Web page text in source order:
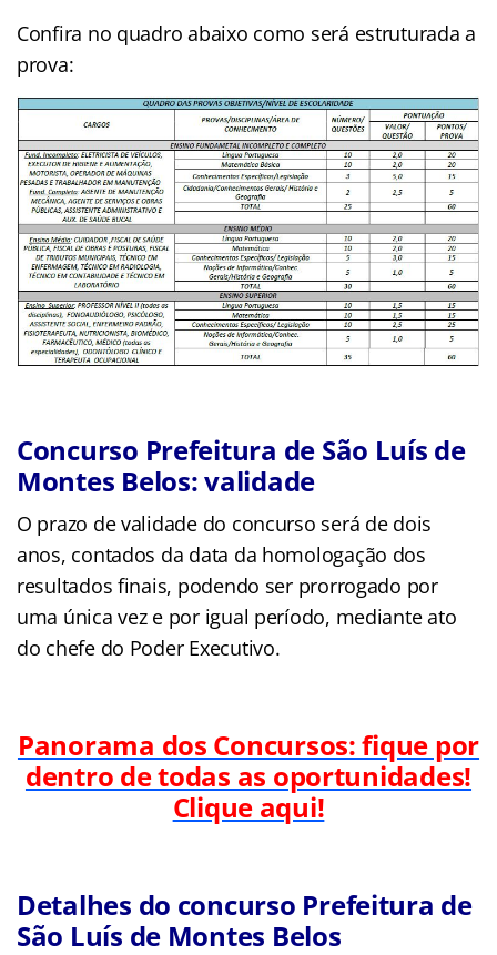
Confira no quadro abaixo como será estruturada a
prova:
Concurso Prefeitura de São Luís de
Montes Belos: validade
O prazo de validade do concurso será de dois
anos, contados da data da homologação dos
resultados finais, podendo ser prorrogado por
uma única vez e por igual período, mediante ato
do chefe do Poder Executivo.
Panorama dos Concursos: fique por
dentro de todas as oportunidades!
Clique aqui!
Detalhes do concurso Prefeitura de
São Luís de Montes Belos